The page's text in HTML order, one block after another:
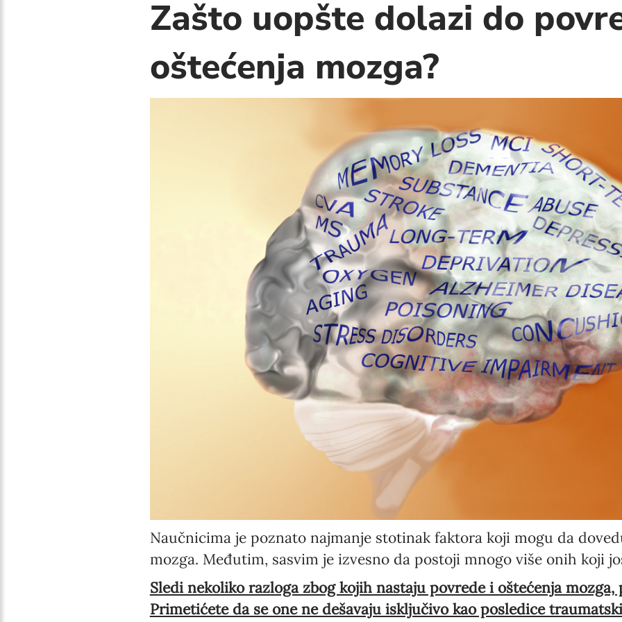
Zašto uopšte dolazi do
oštećenja mozga?
Naučnicima je poznato najmanje stotinak faktora koji mogu da
mozga. Međutim, sasvim je izvesno da postoji mnogo više onih koji
Sledi nekoliko razloga zbog kojih nastaju povrede i oštećenja mozga,
Primetićete da se one ne dešavaju isključivo kao posledice